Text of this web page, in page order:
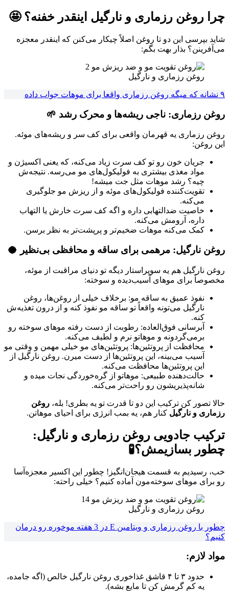
چرا روغن رزماری و نارگیل اینقدر خفنه؟ 🤩
شاید بپرسی این دو تا روغن اصلاً چیکار می‌کنن که اینقدر معجزه
می‌آفرینن؟ بذار بهت بگم:
روغن رزماری و نارگیل
۹ نشانه که میگه روغن رزماری واقعا برای موهات جواب داده
روغن رزماری: ناجی ریشه‌ها و محرک رشد 🌱
روغن رزماری یه قهرمان واقعی برای کف سر و ریشه‌های موئه.
این روغن:
جریان خون رو تو کف سرت زیاد می‌کنه، که یعنی اکسیژن و
مواد مغذی بیشتری به فولیکول‌های مو می‌رسه. نتیجه‌ش
چیه؟ رشد موهات مثل جت میشه!
تقویت‌کننده فولیکول‌های موئه و از ریزش مو جلوگیری
می‌کنه.
خاصیت ضدالتهابی داره و اگه کف سرت خارش یا التهاب
داره، آرومش می‌کنه.
کمک می‌کنه موهات ضخیم‌تر و پرپشت‌تر به نظر برسن.
روغن نارگیل: مرهمی برای ساقه و محافظی بی‌نظیر 🥥
روغن نارگیل هم یه سوپراستار دیگه تو دنیای مراقبت از موئه،
مخصوصاً برای موهای آسیب‌دیده و سوخته:
نفوذ عمیق به ساقه مو: برخلاف خیلی از روغن‌ها، روغن
نارگیل می‌تونه واقعاً تو ساقه مو نفوذ کنه و از درون تغذیه‌ش
کنه.
آبرسانی فوق‌العاده: رطوبت از دست رفته موهای سوخته رو
برمی‌گردونه و موهاتو نرم و لطیف می‌کنه.
محافظت از پروتئین‌ها: پروتئین‌های مو خیلی مهمن و وقتی مو
آسیب می‌بینه، این پروتئین‌ها از دست میرن. روغن نارگیل از
این پروتئین‌ها محافظت می‌کنه.
حالت‌دهنده طبیعی: موهاتو از گره‌خوردگی نجات میده و
شانه‌پذیریشون رو راحت‌تر می‌کنه.
حالا تصور کن ترکیب این دو تا قدرت تو یه بطری! بله، روغن
رزماری و نارگیل کنار هم، یه بمب انرژی برای احیای موهاتن.
ترکیب جادویی روغن رزماری و نارگیل:
چطور بسازیمش؟🧪
خب، رسیدیم به قسمت هیجان‌انگیز! چطور این اکسیر معجزه‌آسا
رو برای موهای سوخته‌مون آماده کنیم؟ خیلی راحته:
روغن رزماری و نارگیل
چطور با روغن رزماری و ویتامین E در 3 هفته موخوره رو درمان
کنیم؟
مواد لازم:
حدود ۳ تا ۴ قاشق غذاخوری روغن نارگیل خالص (اگه جامده،
یه کم گرمش کن تا مایع بشه).